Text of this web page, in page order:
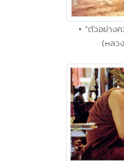
• "ตัวอย่าง
(หลว